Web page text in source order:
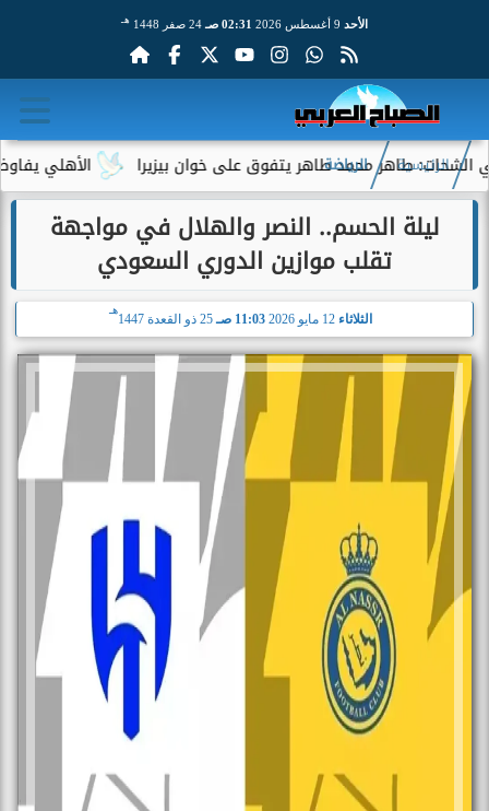
الأحد 02:31 صـ 24 صفر 1448 هـ
الأهلي يفاوض أحمد طاهر محمد طاهر يتفوق على خوان بيزيرا
الرئيسية الرياضة
ليلة الحسم.. النصر والهلال في مواجهة
تقلب موازين الدوري السعودي
الثلاثاء 12 مايو 2026 11:03 صـ 25 ذو القعدة 1447
هـ